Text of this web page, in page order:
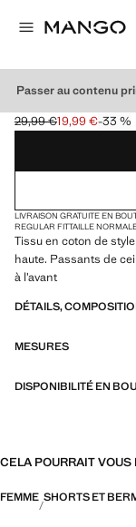
Passer au contenu
SHORT EN
Prix initial barré
29,99 €
Prix actuel [19,99 € ]
19,99 €-33 %
Choisissez une couleur
LIVRAISON GRATUITE EN
REGULAR FITTAILLE
Tissu en coton de
haute. Passants de
à l’avant
DÉTAILS,
MESURES
DISPONIBILITÉ EN
CELA POURRAIT
FEMME SHORTS ET